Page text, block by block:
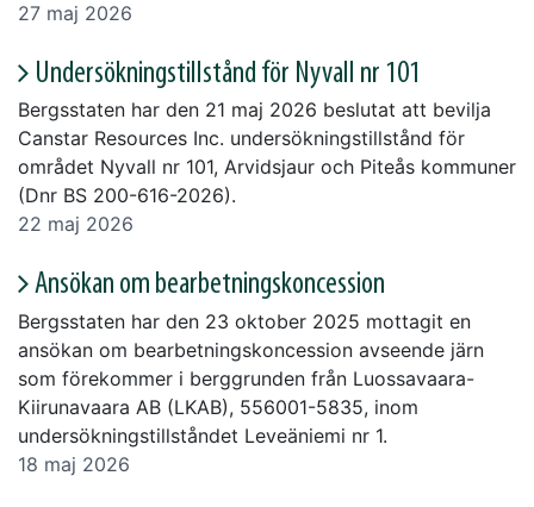
27 maj 2026
Undersökningstillstånd för Nyvall nr 101
Bergsstaten har den 21 maj 2026 beslutat att bevilja
Canstar Resources Inc. undersökningstillstånd för
området Nyvall nr 101, Arvidsjaur och Piteås kommuner
(Dnr BS 200-616-2026).
22 maj 2026
Ansökan om bearbetningskoncession
Bergsstaten har den 23 oktober 2025 mottagit en
ansökan om bearbetningskoncession avseende järn
som förekommer i berggrunden från Luossavaara-
Kiirunavaara AB (LKAB), 556001-5835, inom
undersökningstillståndet Leveäniemi nr 1.
18 maj 2026